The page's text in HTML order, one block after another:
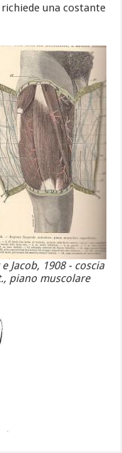
una costante
e Jacob, 1908 - coscia
piano muscolare